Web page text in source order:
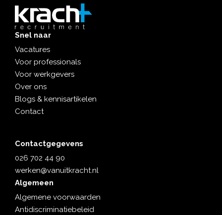
Snel naar
Vacatures
Voor professionals
Voor werkgevers
Over ons
Blogs & kennisartikelen
Contact
Contactgegevens
026 702 44 90
werken@vanuitkracht.nl
Algemeen
Algemene voorwaarden
Antidiscriminatiebeleid